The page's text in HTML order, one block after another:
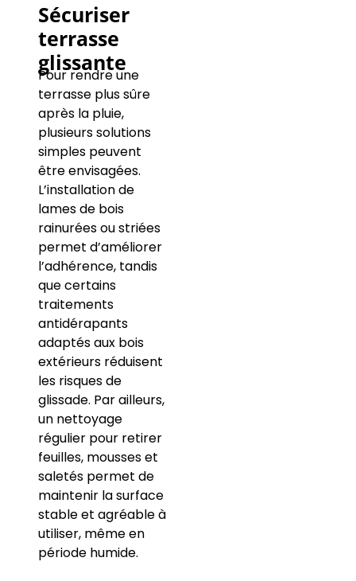
Sécuriser
terrasse
glissante
Pour rendre une
terrasse plus sûre
après la pluie,
plusieurs solutions
simples peuvent
être envisagées.
L’installation de
lames de bois
rainurées ou striées
permet d’améliorer
l’adhérence, tandis
que certains
traitements
antidérapants
adaptés aux bois
extérieurs réduisent
les risques de
glissade. Par ailleurs,
un nettoyage
régulier pour retirer
feuilles, mousses et
saletés permet de
maintenir la surface
stable et agréable à
utiliser, même en
période humide.